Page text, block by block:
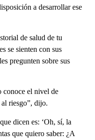
a desarrollar ese
de salud de tu
se sienten con sus
pregunten sobre sus
conoce el nivel de
riesgo”, dijo.
dicen es: ‘Oh, sí, la
que quiero saber: ¿A